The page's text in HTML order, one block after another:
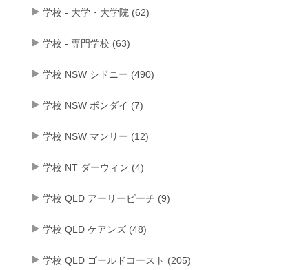
学校 - 大学・大学院 (62)
学校 - 専門学校 (63)
学校 NSW シドニー (490)
学校 NSW ボンダイ (7)
学校 NSW マンリー (12)
学校 NT ダーウィン (4)
学校 QLD アーリービーチ (9)
学校 QLD ケアンズ (48)
学校 QLD ゴールドコースト (205)